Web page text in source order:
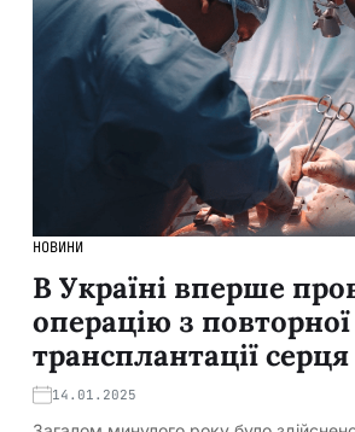
НОВИНИ
​В Україні вперше
операцію з повторної
трансплантації серця
14.01.2025